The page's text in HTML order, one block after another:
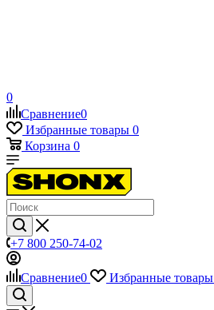
0
Сравнение0
Избранные товары 0
Корзина 0
+7 800 250-74-02
Сравнение0 Избранные товары